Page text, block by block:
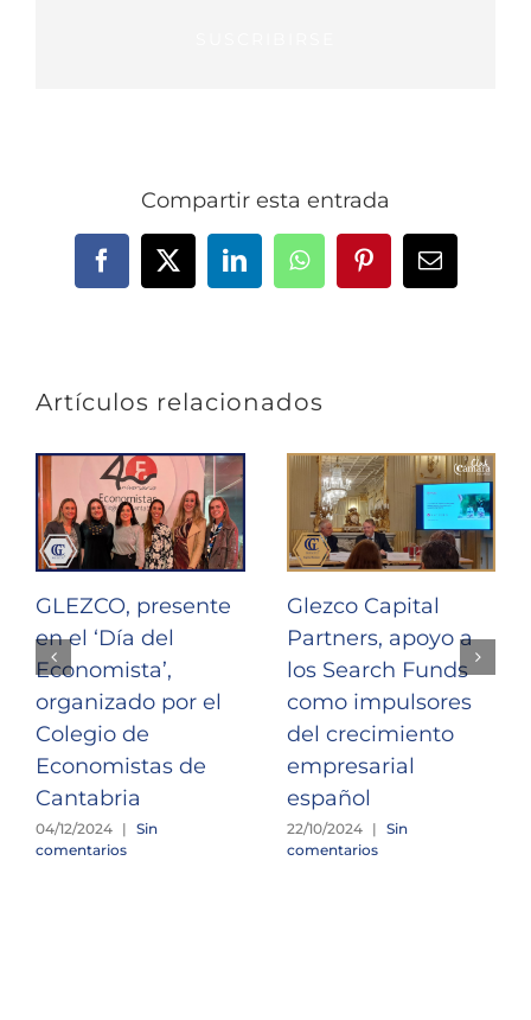
Compartir esta entrada
Facebook
X LinkedInWhatsAppPinterestCorreo
Artículos relacionados
GLEZCO, presente
en el ‘Día del
Economista’,
organizado por el
Colegio de
Economistas de
Cantabria
04/12/2024 | Sin
comentarios
Glezco Capital
Partners, apoyo a
los Search Funds
como impulsores
del crecimiento
empresarial
español
22/10/2024 | Sin
comentarios